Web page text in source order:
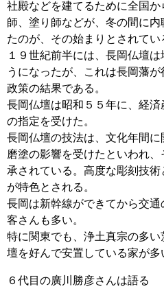
社殿などを建てるために全国か
師、塗り師などが、冬の間に
たのが、その始まりとされてい
１９世紀前半には、長岡仏壇
うになったが、これは長岡藩
政策の結果である。
長岡仏壇は昭和５５年に、経
の指定を受けた。
長岡仏壇の技法は、文化年間
磨塗の影響を受けたといわれ
承されている。高度な彫刻技
が特色とされる。
長岡は新幹線ができてから交
客さんも多い。
特に関東でも、浄土真宗の多
壇を好んで安置している家が多
６代目の廣川勝彦さんは語る